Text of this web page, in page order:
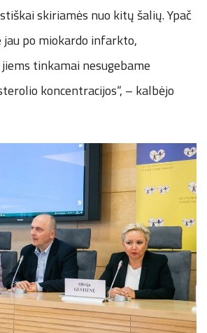
skiriamės nuo kitų šalių. Ypač
po miokardo infarkto,
tinkamai nesugebame
koncentracijos“, – kalbėjo